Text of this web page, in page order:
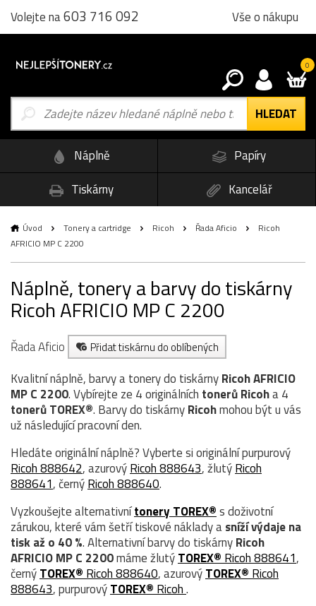
Volejte na603 716 092 Vše o nákupu
0
Náplně
Papíry
Tiskárny
Kancelář
Úvod Tonery a cartridge Ricoh Řada Aficio
Ricoh
AFRICIO MP C 2200
Náplně, tonery a barvy do tiskárny
Ricoh AFRICIO MP C 2200
Řada Aficio Přidat tiskárnu do oblíbených
Kvalitní náplně, barvy a tonery do tiskárnyRicoh AFRICIO
MP C 2200. Vybírejte ze 4 originálních tonerůRicoha 4
tonerů TOREX®. Barvy do tiskárnyRicohmohou být u vás
už následující pracovní den.
Hledáte originální náplně? Vyberte si originální purpurový
Ricoh 888642, azurovýRicoh 888643, žlutýRicoh
888641, černýRicoh 888640.
Vyzkoušejte alternativnítonery TOREX®s doživotní
zárukou, které vám šetří tiskové náklady asníží výdaje na
tisk až o 40 %. Alternativní barvy do tiskárnyRicoh
AFRICIO MP C 2200máme žlutýTOREX® Ricoh 888641,
černýTOREX® Ricoh 888640, azurovýTOREX® Ricoh
888643, purpurovýTOREX® Ricoh.